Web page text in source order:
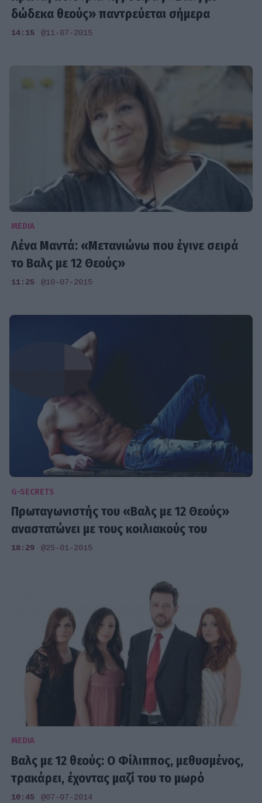
δώδεκα θεούς» παντρεύεται σήμερα
14:15 @11-07-2015
MEDIA
Λένα Μαντά: «Μετανιώνω που έγινε σειρά
το Βαλς με 12 Θεούς»
11:25 @10-07-2015
G-SECRETS
Πρωταγωνιστής του «Βαλς με 12 Θεούς»
αναστατώνει με τους κοιλιακούς του
18:29 @25-01-2015
MEDIA
Βαλς με 12 θεούς: Ο Φίλιππος, μεθυσμένος,
τρακάρει, έχοντας μαζί του το μωρό
10:45 @07-07-2014